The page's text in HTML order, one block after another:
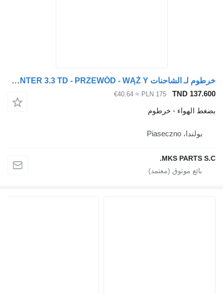
خرطوم لـ الشاحنات Mitsubishi CANTER 3.3 TD - PRZEWÓD - WĄŻ Y
TND
PLN 175
≈ €40.64
الهواء - خرطوم
MKS PARTS